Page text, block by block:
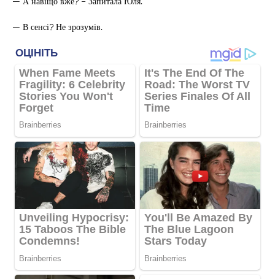
— В сенсі? Не зрозумів.